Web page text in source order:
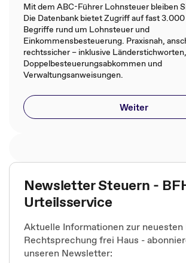
Mit dem ABC-Führer Lohnsteuer bleiben
Die Datenbank bietet Zugriff auf fast
Begriffe rund um Lohnsteuer und
Einkommensbesteuerung. Praxisnah,
rechtssicher – inklusive Länderstichworten,
Doppelbesteuerungsabkommen und
Verwaltungsanweisungen.
Weiter
Newsletter Steuern -
Urteilsservice
Aktuelle Informationen zur neuesten
Rechtsprechung frei Haus -
unseren Newsletter: